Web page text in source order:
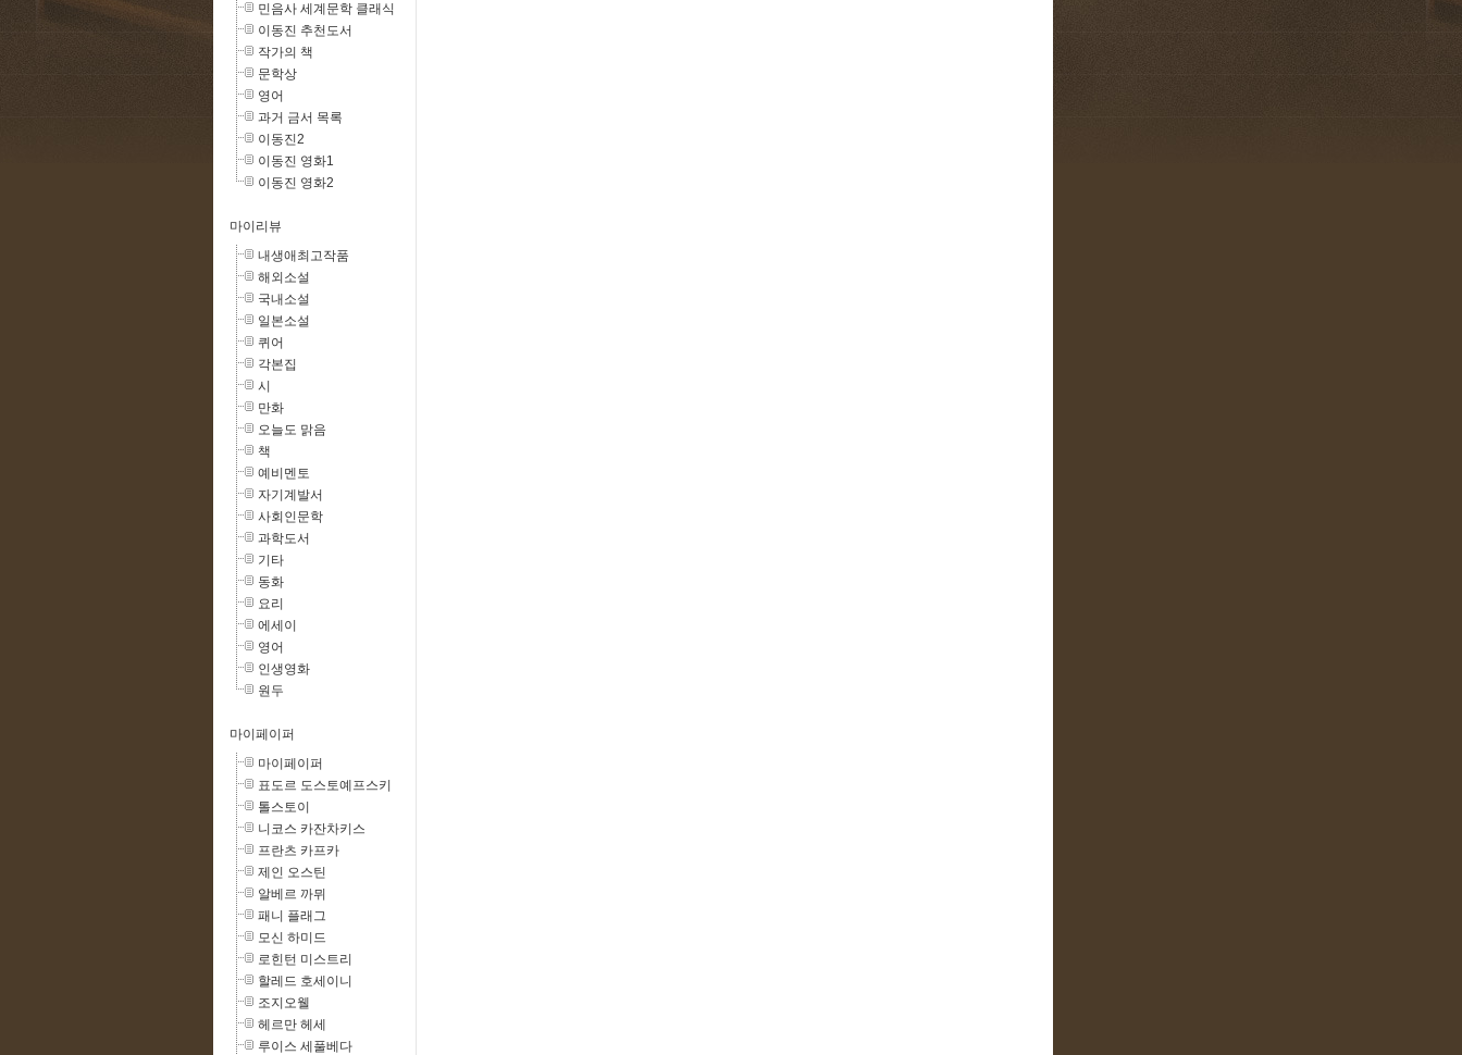
민음사 세계문학 클래식
이동진 추천도서
작가의 책
문학상
영어
과거 금서 목록
이동진2
이동진 영화1
이동진 영화2
마이리뷰
내생애최고작품
해외소설
국내소설
일본소설
퀴어
각본집
시
만화
오늘도 맑음
책
예비멘토
자기계발서
사회인문학
과학도서
기타
동화
요리
에세이
영어
인생영화
원두
마이페이퍼
마이페이퍼
표도르 도스토예프스키
톨스토이
니코스 카잔차키스
프란츠 카프카
제인 오스틴
알베르 까뮈
패니 플래그
모신 하미드
로힌턴 미스트리
할레드 호세이니
조지오웰
헤르만 헤세
루이스 세풀베다